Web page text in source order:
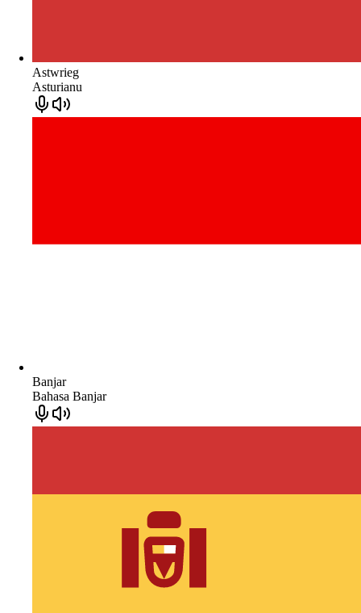
Astwrieg
Asturianu
Banjar
Bahasa Banjar